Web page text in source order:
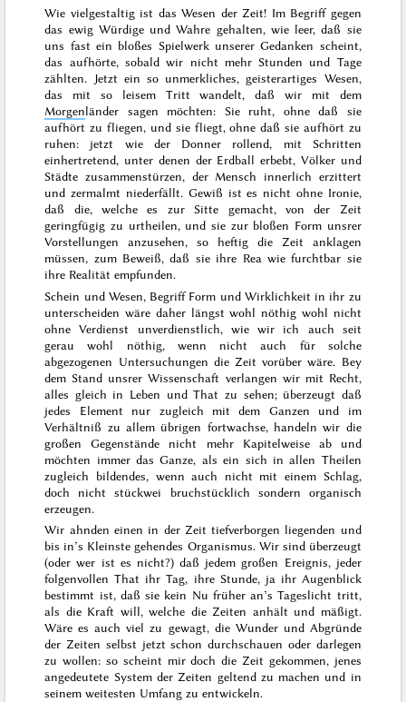
Wie vielgestaltig ist das Wesen der Zeit! Im Begriff gegen
das ewig Würdige und Wahre gehalten, wie leer, daß sie
uns fast ein bloßes Spielwerk unserer Gedanken scheint,
das aufhörte, sobald wir nicht mehr Stunden und Tage
zählten. Jetzt ein so unmerkliches, geisterartiges Wesen,
das mit so leisem Tritt wandelt, daß wir mit dem
Morgenländer sagen möchten: Sie ruht, ohne daß sie
aufhört zu fliegen, und sie fliegt, ohne daß sie aufhört zu
ruhen: jetzt wie der Donner rollend, mit Schritten
einhertretend, unter denen der Erdball erbebt, Völker und
Städte zusammenstürzen, der Mensch innerlich erzittert
und zermalmt niederfällt. Gewiß ist es nicht ohne Ironie,
daß die, welche es zur Sitte gemacht, von der Zeit
geringfügig zu urtheilen, und sie zur bloßen Form unsrer
Vorstellungen anzusehen, so heftig die Zeit anklagen
müssen, zum Beweiß,daß sie ihre Reawie furchtbar sie
ihre Realität empfunden.
Schein und Wesen, BegriffForm und Wirklichkeit in ihr zu
unterscheiden wäre daher längst wohl nöthig wohl nicht
ohne Verdienst unverdienstlich, wie wir ich auch seit
gerau wohl nöthig, wenn nicht auch für solche
abgezogenen Untersuchungen die Zeit vorüber wäre. Bey
dem Stand unsrer Wissenschaft verlangen wir mit Recht,
alles gleich in Leben und That zu sehen; überzeugt daß
jedes Element nur zugleich mit dem Ganzen und im
Verhältniß zu allem übrigen fortwachse, handeln wir die
großen Gegenstände nicht mehr Kapitelweise ab und
möchten immer das Ganze, als ein sich in allen Theilen
zugleich bildendes, wenn auch nicht mit einem Schlag,
doch nichtstückwei bruchstücklich sondern organisch
erzeugen.
Wir ahnden einen in der Zeit tiefverborgen liegenden und
bis in’s Kleinste gehendes Organismus. Wir sind überzeugt
(oder wer ist es nicht?) daß jedem großen Ereignis, jeder
folgenvollen That ihr Tag, ihre Stunde, ja ihr Augenblick
bestimmt ist, daß sie kein Nu früher an’s Tageslicht tritt,
als die Kraft will, welche die Zeiten anhält und mäßigt.
Wäre es auch viel zu gewagt, die Wunder und Abgründe
der Zeiten selbst jetzt schon durchschauen oder darlegen
zu wollen: so scheint mir doch die Zeit gekommen, jenes
angedeutete System der Zeiten geltend zu machen und in
seinem weitesten Umfang zu entwickeln.